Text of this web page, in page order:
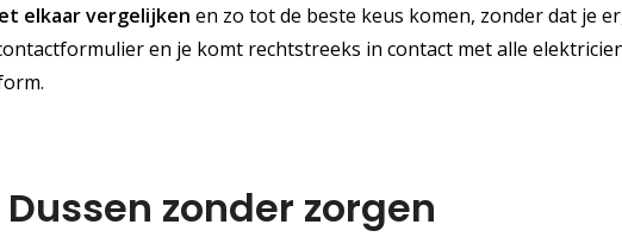
elkaar vergelijken en zo tot de beste keus komen, zonder dat je
en je komt rechtstreeks in contact met alle
zonder zorgen